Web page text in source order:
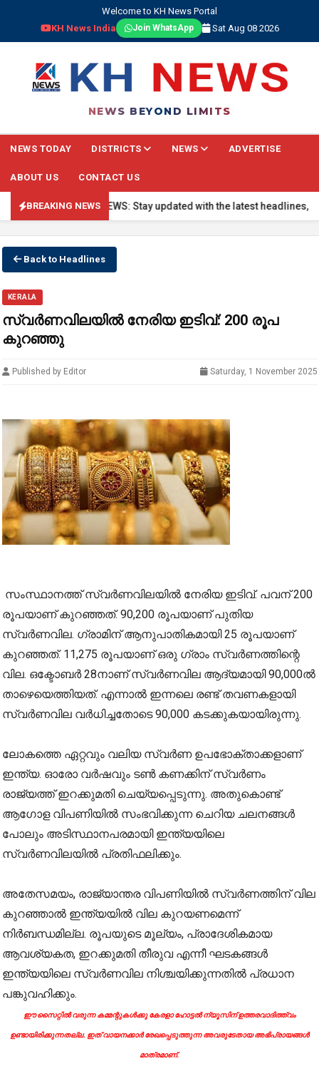
Welcome to KH News Portal
KH News India
Join WhatsApp Sat Aug 08 2026
NEWS BEYOND LIMITS
NEWS TODAY DISTRICTS NEWS ADVERTISE
ABOUT US CONTACT US
BREAKING NEWS
🔴 BREAKING NEWS: Stay updated with the latest headlines,
Back to Headlines
KERALA
സ്വർണവിലയിൽ‌ നേരിയ ഇടിവ്: 200 രൂപ
കുറഞ്ഞു
Published by Editor Saturday, 1 November 2025
സംസ്ഥാനത്ത് സ്വർണവിലയിൽ നേരിയ ഇടിവ്. പവന് 200
രൂപയാണ് കുറഞ്ഞത്. 90,200 രൂപയാണ് പുതിയ
സ്വര്‍ണവില. ഗ്രാമിന് ആനുപാതികമായി 25 രൂപയാണ്
കുറഞ്ഞത്. 11,275 രൂപയാണ് ഒരു ഗ്രാം സ്വര്‍ണത്തിന്റെ
വില. ഒക്ടോബര്‍ 28നാണ് സ്വര്‍ണവില ആദ്യമായി 90,000ല്‍
താഴെയെത്തിയത്. എന്നാൽ‌ ഇന്നലെ രണ്ട് തവണകളായി
സ്വർണവില വർധിച്ചതോടെ 90,000 കടക്കുകയായിരുന്നു.
ലോകത്തെ ഏറ്റവും വലിയ സ്വർണ ഉപഭോക്താക്കളാണ്
ഇന്ത്യ. ഓരോ വർഷവും ടൺ കണക്കിന് സ്വർണം
രാജ്യത്ത് ഇറക്കുമതി ചെയ്യപ്പെടുന്നു. അതുകൊണ്ട്
ആഗോള വിപണിയിൽ സംഭവിക്കുന്ന ചെറിയ ചലനങ്ങൾ
പോലും അടിസ്ഥാനപരമായി ഇന്ത്യയിലെ
സ്വർണവിലയിൽ പ്രതിഫലിക്കും.
അതേസമയം, രാജ്യാന്തര വിപണിയിൽ സ്വർണത്തിന് വില
കുറഞ്ഞാൽ ഇന്ത്യയിൽ വില കുറയണമെന്ന്
നിർബന്ധമില്ല. രൂപയുടെ മൂല്യം, പ്രാദേശികമായ
ആവശ്യകത, ഇറക്കുമതി തീരുവ എന്നീ ഘടകങ്ങൾ
ഇന്ത്യയിലെ സ്വർണവില നിശ്ചയിക്കുന്നതിൽ പ്രധാന
പങ്കുവഹിക്കും.
ഈ സൈറ്റിൽ വരുന്ന കമ്മന്റുകൾക്കു കേരളാ ഹോട്ടൽ ന്യൂസിന് ഉത്തരവാദിത്ത്വം
ഉണ്ടായിരിക്കുന്നതല്ല. ഇത് വായനക്കാർ രേഖപ്പെടുത്തുന്ന അവരുടേതായ അഭിപ്രായങ്ങൾ
മാത്രമാണ്.